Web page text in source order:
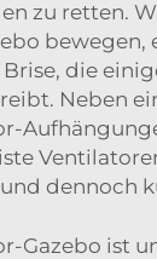
zu retten.
bewegen,
die
Neben
dennoch
Gazebo ist